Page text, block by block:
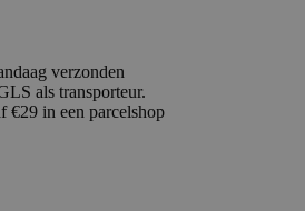
verzonden
als transporteur.
€29 in een parcelshop